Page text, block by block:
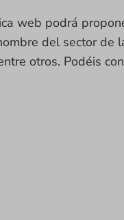
web podrá
del sector de
otros. Podéis